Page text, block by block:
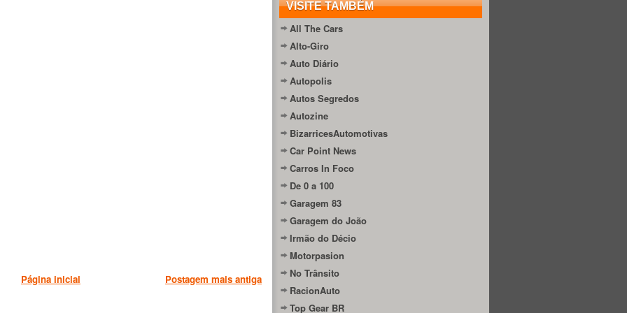
Postagem mais antiga
Página inicial
VISITE TAMBÉM
All The Cars
Alto-Giro
Auto Diário
Autopolis
Autos Segredos
Autozine
BizarricesAutomotivas
Car Point News
Carros In Foco
De 0 a 100
Garagem 83
Garagem do João
Irmão do Décio
Motorpasion
No Trânsito
RacionAuto
Top Gear BR